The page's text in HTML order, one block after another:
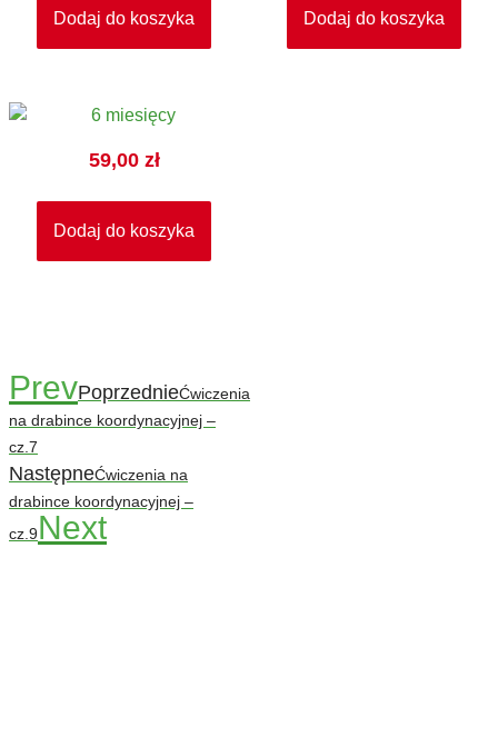
Dodaj do koszyka Dodaj do koszyka
59,00 zł
Dodaj do koszyka
PrevPoprzednieĆwiczenia
na drabince koordynacyjnej –
cz.7
NastępneĆwiczenia na
drabince koordynacyjnej –
cz.9Next